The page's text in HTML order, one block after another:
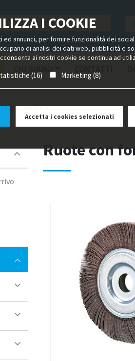
I COOKIE
annunci, per fornire funzionalità dei
di analisi dei dati web, pubblicità e
ai nostri cookie se continua ad
(16) Marketing (8)
Accetta i cookies selezionati
CHI SIAMO
con foro
Ruote con